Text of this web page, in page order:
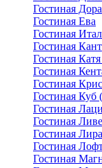
Гостиная Дора
Гостиная Ева
Гостиная
Гостиная
Гостиная
Гостиная
Гостиная
Гостиная Куб
Гостиная
Гостиная
Гостиная Лира
Гостиная
Гостиная